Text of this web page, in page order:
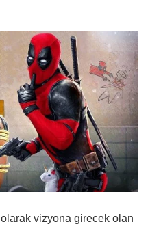
olarak vizyona girecek olan